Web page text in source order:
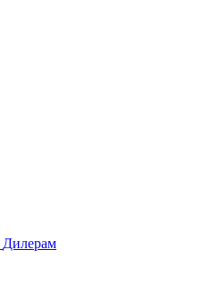
Дилерам